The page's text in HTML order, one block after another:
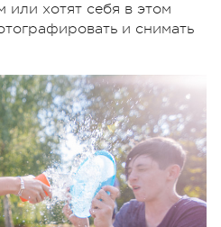
или хотят себя в этом
и снимать